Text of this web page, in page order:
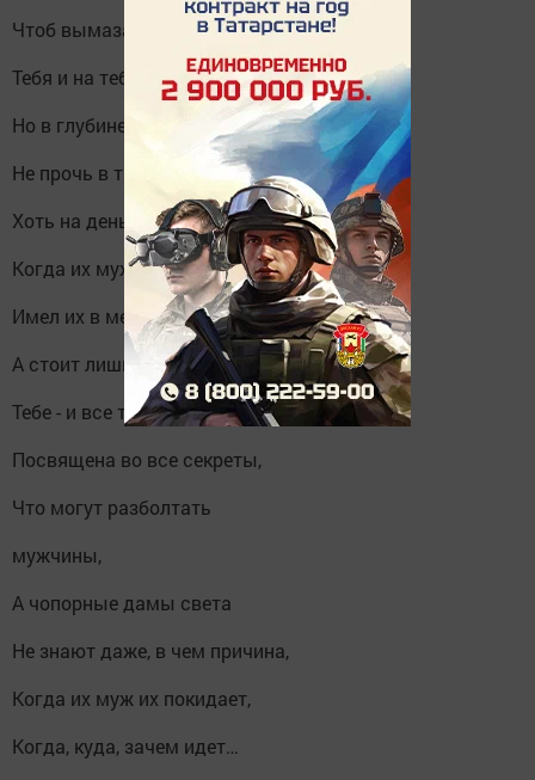
Чтоб вымазать в грязи обильно
Тебя и на тебя похожих.
Но в глубине души они
Не прочь в твое улечься ложе,
Хоть на день, позабыв те дни,
Когда их муж без долгой ласки
Имел их в месяц раз иль три,
А стоит лишь построить глазки
Тебе - и все твои - смотри.
Посвящена во все секреты,
Что могут разболтать
мужчины,
А чопорные дамы света
Не знают даже, в чем причина,
Когда их муж их покидает,
Когда, куда, зачем идет…